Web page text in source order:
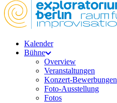
Kalender
Bühne
Overview
Veranstaltungen
Konzert-Bewerbungen
Foto-Ausstellung
Fotos